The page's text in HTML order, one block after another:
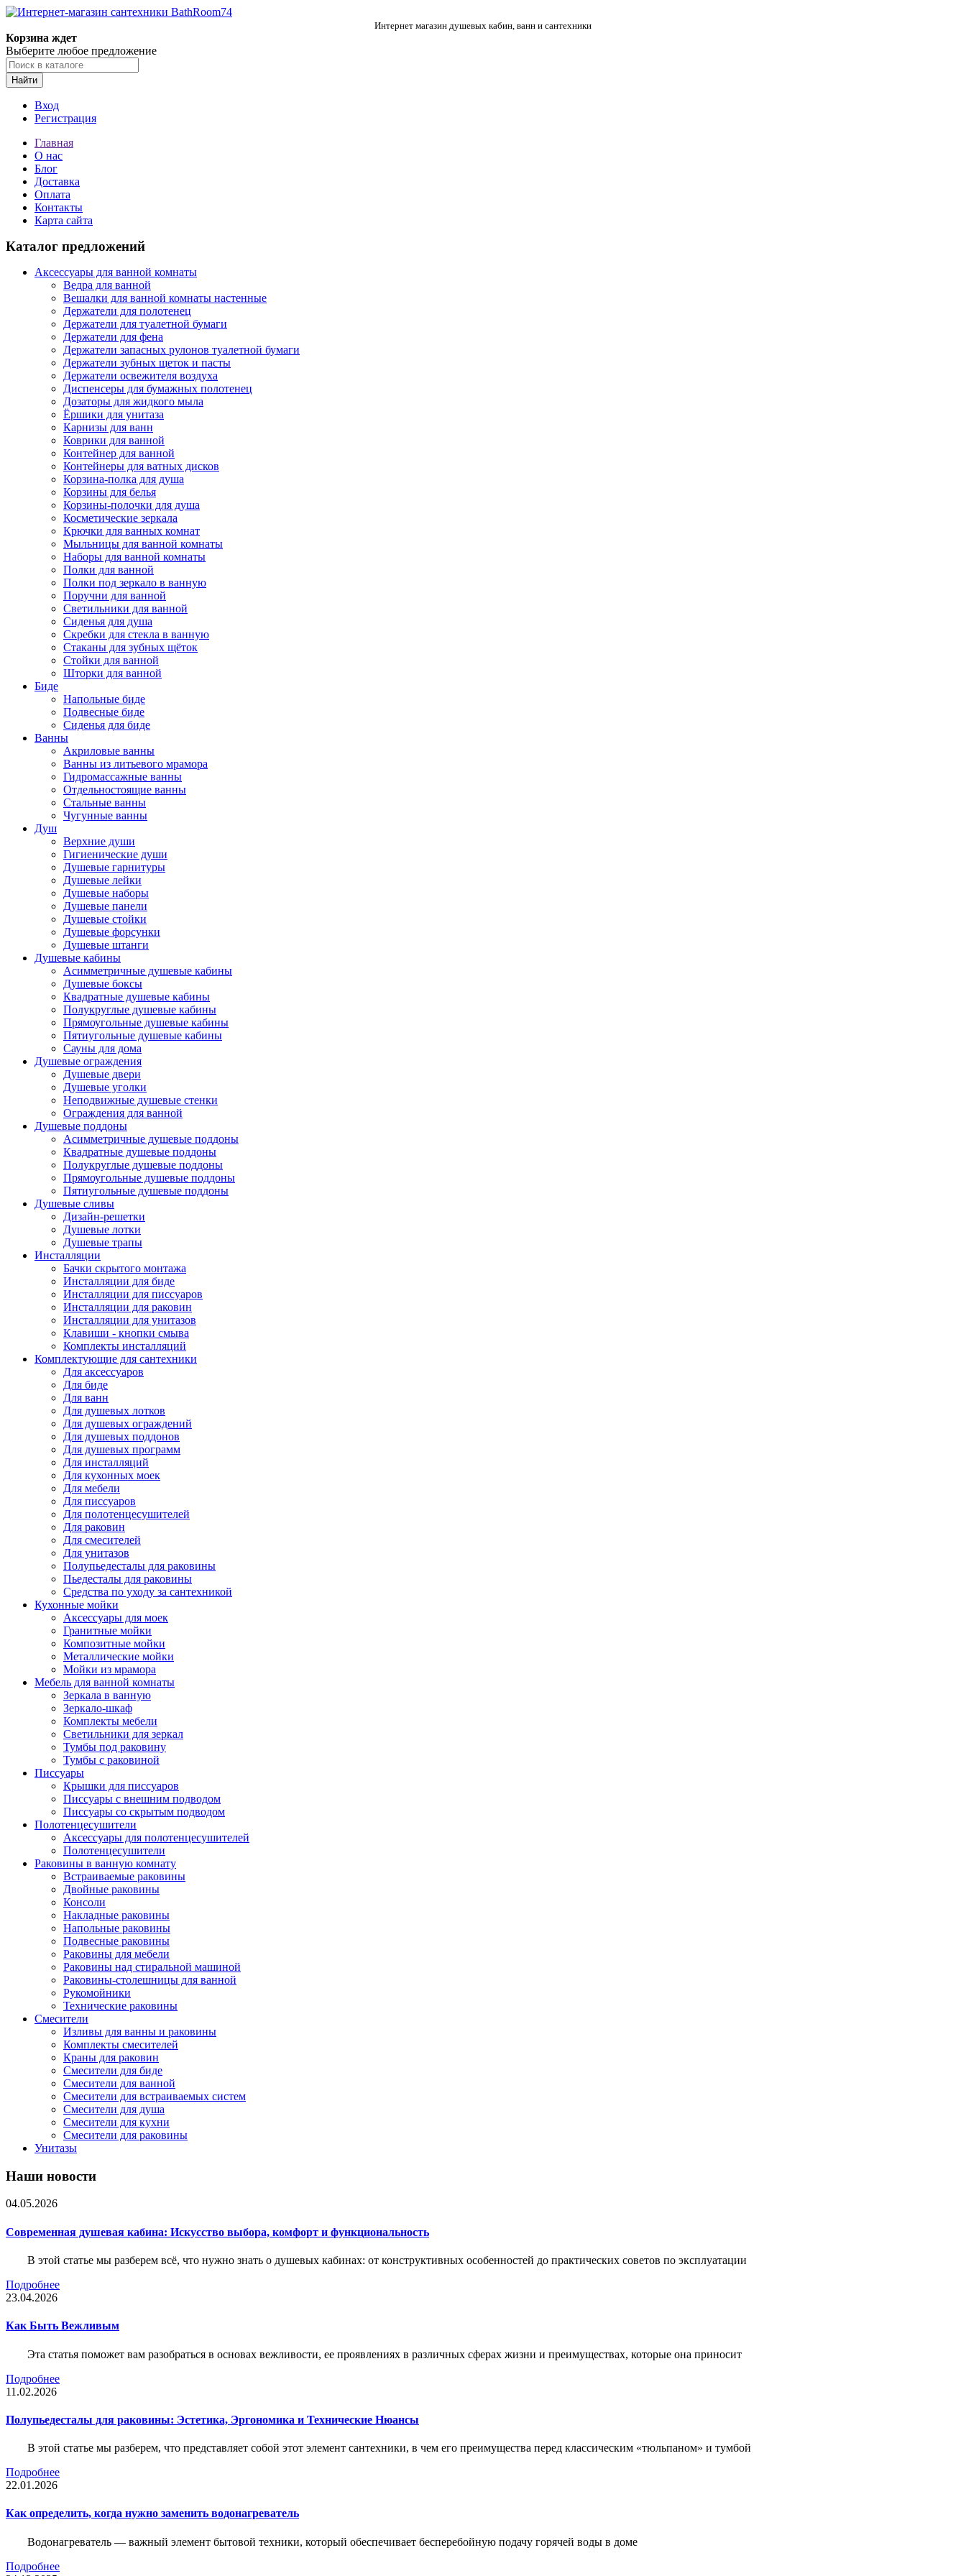
Интернет магазин душевых кабин, ванн и сантехники
Корзина ждет
Выберите любое предложение
Найти
Вход
Регистрация
Главная
О нас
Блог
Доставка
Оплата
Контакты
Карта сайта
Каталог предложений
Аксессуары для ванной комнаты
Ведра для ванной
Вешалки для ванной комнаты настенные
Держатели для полотенец
Держатели для туалетной бумаги
Держатели для фена
Держатели запасных рулонов туалетной бумаги
Держатели зубных щеток и пасты
Держатели освежителя воздуха
Диспенсеры для бумажных полотенец
Дозаторы для жидкого мыла
Ёршики для унитаза
Карнизы для ванн
Коврики для ванной
Контейнер для ванной
Контейнеры для ватных дисков
Корзина-полка для душа
Корзины для белья
Корзины-полочки для душа
Косметические зеркала
Крючки для ванных комнат
Мыльницы для ванной комнаты
Наборы для ванной комнаты
Полки для ванной
Полки под зеркало в ванную
Поручни для ванной
Светильники для ванной
Сиденья для душа
Скребки для стекла в ванную
Стаканы для зубных щёток
Стойки для ванной
Шторки для ванной
Биде
Напольные биде
Подвесные биде
Сиденья для биде
Ванны
Акриловые ванны
Ванны из литьевого мрамора
Гидромассажные ванны
Отдельностоящие ванны
Стальные ванны
Чугунные ванны
Душ
Верхние души
Гигиенические души
Душевые гарнитуры
Душевые лейки
Душевые наборы
Душевые панели
Душевые стойки
Душевые форсунки
Душевые штанги
Душевые кабины
Асимметричные душевые кабины
Душевые боксы
Квадратные душевые кабины
Полукруглые душевые кабины
Прямоугольные душевые кабины
Пятиугольные душевые кабины
Сауны для дома
Душевые ограждения
Душевые двери
Душевые уголки
Неподвижные душевые стенки
Ограждения для ванной
Душевые поддоны
Асимметричные душевые поддоны
Квадратные душевые поддоны
Полукруглые душевые поддоны
Прямоугольные душевые поддоны
Пятиугольные душевые поддоны
Душевые сливы
Дизайн-решетки
Душевые лотки
Душевые трапы
Инсталляции
Бачки скрытого монтажа
Инсталляции для биде
Инсталляции для писсуаров
Инсталляции для раковин
Инсталляции для унитазов
Клавиши - кнопки смыва
Комплекты инсталляций
Комплектующие для сантехники
Для аксессуаров
Для биде
Для ванн
Для душевых лотков
Для душевых ограждений
Для душевых поддонов
Для душевых программ
Для инсталляций
Для кухонных моек
Для мебели
Для писсуаров
Для полотенцесушителей
Для раковин
Для смесителей
Для унитазов
Полупьедесталы для раковины
Пьедесталы для раковины
Средства по уходу за сантехникой
Кухонные мойки
Аксессуары для моек
Гранитные мойки
Композитные мойки
Металлические мойки
Мойки из мрамора
Мебель для ванной комнаты
Зеркала в ванную
Зеркало-шкаф
Комплекты мебели
Светильники для зеркал
Тумбы под раковину
Тумбы с раковиной
Писсуары
Крышки для писсуаров
Писсуары с внешним подводом
Писсуары со скрытым подводом
Полотенцесушители
Аксессуары для полотенцесушителей
Полотенцесушители
Раковины в ванную комнату
Встраиваемые раковины
Двойные раковины
Консоли
Накладные раковины
Напольные раковины
Подвесные раковины
Раковины для мебели
Раковины над стиральной машиной
Раковины-столешницы для ванной
Рукомойники
Технические раковины
Смесители
Изливы для ванны и раковины
Комплекты смесителей
Краны для раковин
Смесители для биде
Смесители для ванной
Смесители для встраиваемых систем
Смесители для душа
Смесители для кухни
Смесители для раковины
Унитазы
Наши новости
04.05.2026
Современная душевая кабина: Искусство выбора, комфорт и функциональность
В этой статье мы разберем всё, что нужно знать о душевых кабинах: от конструктивных особенностей до практических советов по эксплуатации
Подробнее
23.04.2026
Как Быть Вежливым
Эта статья поможет вам разобраться в основах вежливости, ее проявлениях в различных сферах жизни и преимуществах, которые она приносит
Подробнее
11.02.2026
Полупьедесталы для раковины: Эстетика, Эргономика и Технические Нюансы
В этой статье мы разберем, что представляет собой этот элемент сантехники, в чем его преимущества перед классическим «тюльпаном» и тумбой
Подробнее
22.01.2026
Как определить, когда нужно заменить водонагреватель
Водонагреватель — важный элемент бытовой техники, который обеспечивает бесперебойную подачу горячей воды в доме
Подробнее